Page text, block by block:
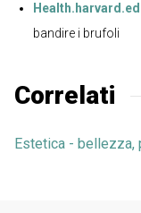
bandire i brufoli
Correlati
Estetica - bellezza,